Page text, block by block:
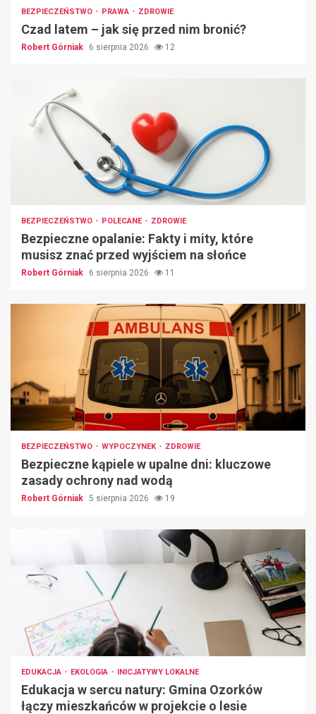
BEZPIECZEŃSTWO PRAWA ZDROWIE
Czad latem – jak się przed nim bronić?
Robert Górniak 6 sierpnia 2026 12
BEZPIECZEŃSTWO POLECANE ZDROWIE
Bezpieczne opalanie: Fakty i mity, które
musisz znać przed wyjściem na słońce
Robert Górniak 6 sierpnia 2026 11
BEZPIECZEŃSTWO WYPOCZYNEK ZDROWIE
Bezpieczne kąpiele w upalne dni: kluczowe
zasady ochrony nad wodą
Robert Górniak 5 sierpnia 2026 19
EDUKACJA EKOLOGIA INICJATYWY LOKALNE
Edukacja w sercu natury: Gmina Ozorków
łączy mieszkańców w projekcie o lesie